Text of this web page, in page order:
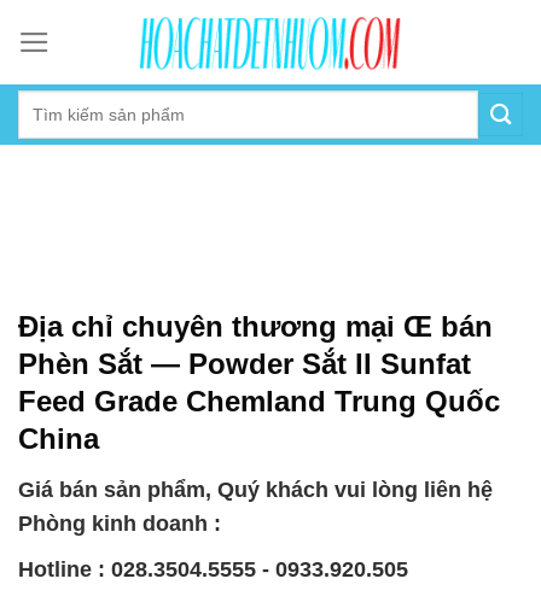
content
Địa chỉ chuyên thương mại Œ bán
Phèn Sắt — Powder Sắt II Sunfat
Feed Grade Chemland Trung Quốc
China
Giá bán sản phẩm, Quý khách vui lòng liên hệ
Phòng kinh doanh :
Hotline : 028.3504.5555 - 0933.920.505